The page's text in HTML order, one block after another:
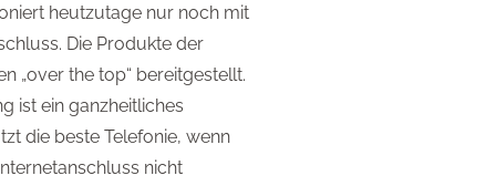
heutzutage nur noch mit
Die Produkte der
„over the top“ bereitgestellt.
ist ein ganzheitliches
die beste Telefonie, wenn
nicht